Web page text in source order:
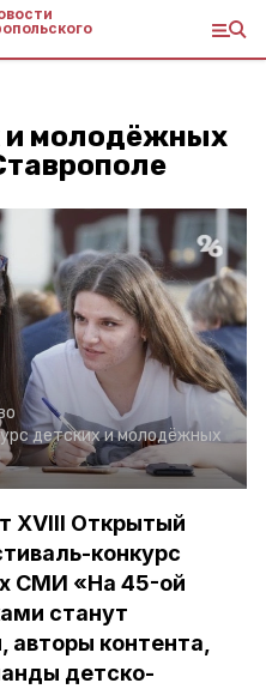
и молодёжных
детских и молодёжных
XVIII Открытый
конкурс
СМИ «На 45-ой
станут
контента,
детско-